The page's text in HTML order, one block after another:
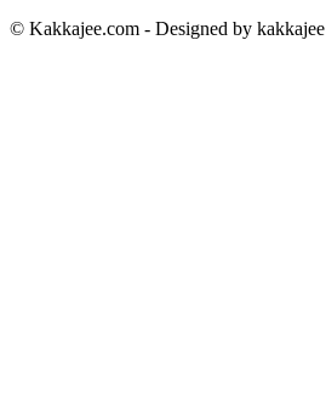
© Kakkajee.com - Designed by kakkajee